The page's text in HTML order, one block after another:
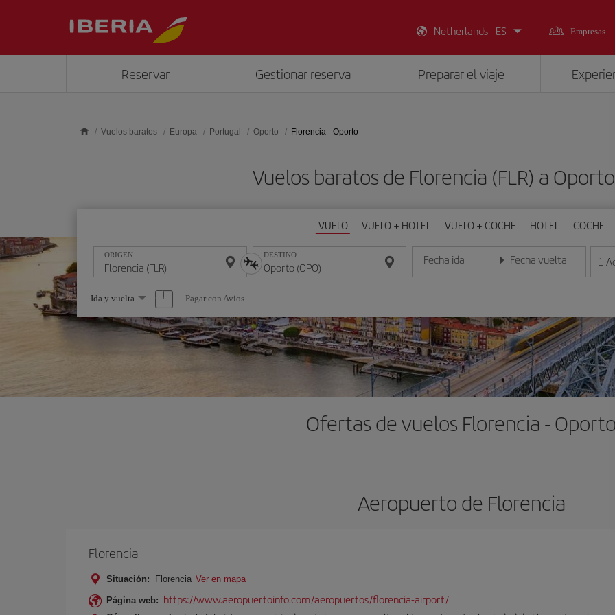
Netherlands - ES
Empresas
Reservar Gestionar reserva Preparar el viaje
Vuelos baratos Europa Portugal Oporto Florencia - Oporto
Vuelos baratos de Florencia (FLR) a
VUELO VUELO + HOTEL VUELO + COCHE HOTEL COCHE
ORIGEN DESTINO Fecha ida
Introduce la fecha en formato día/mes/año
Fecha vuelta
Introduce la fecha en 1
Seleccione
una
opción
Ida y vuelta Pagar con Avios
Ofertas de vuelos Florencia -
Aeropuerto de Florencia
Florencia
Situación: Florencia Ver en mapa
Página web: https://www.aeropuertoinfo.com/aeropuertos/florencia-airport/